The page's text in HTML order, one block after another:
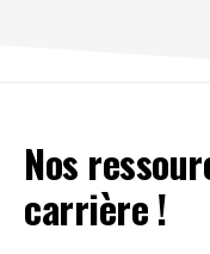
Nos
carrière !